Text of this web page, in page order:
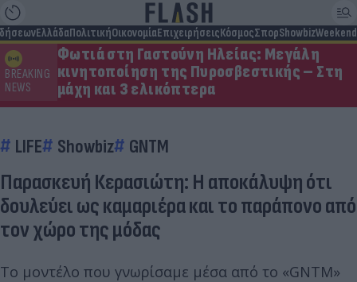
ΕλλάδαΠολιτικήΟικονομίαΕπιχειρήσειςΚόσμοςΣπορShowbizWeekend
BREAKING
NEWS
Φωτιά στη Γαστούνη Ηλείας: Μεγάλη
κινητοποίηση της Πυροσβεστικής – Στη
μάχη και 3 ελικόπτερα
LIFE Showbiz GNTM
Παρασκευή Κερασιώτη: Η αποκάλυψη ότι
δουλεύει ως καμαριέρα και το παράπονο από
τον χώρο της μόδας
Το μοντέλο που γνωρίσαμε μέσα από το «GNTM»